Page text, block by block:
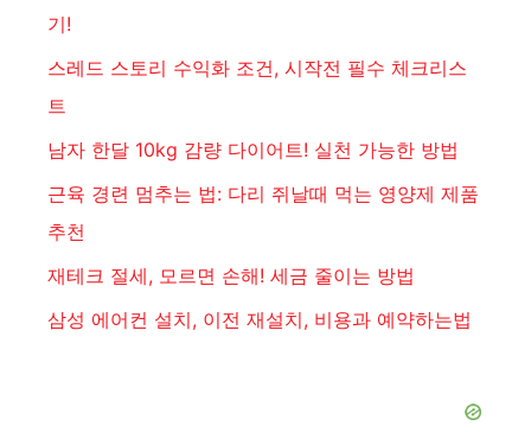
기!
스레드 스토리 수익화 조건, 시작전 필수 체크리스
트
남자 한달 10kg 감량 다이어트! 실천 가능한 방법
근육 경련 멈추는 법: 다리 쥐날때 먹는 영양제 제품
추천
재테크 절세, 모르면 손해! 세금 줄이는 방법
삼성 에어컨 설치, 이전 재설치, 비용과 예약하는법